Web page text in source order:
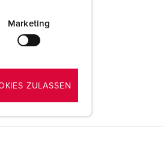
Marketing
ZULASSEN